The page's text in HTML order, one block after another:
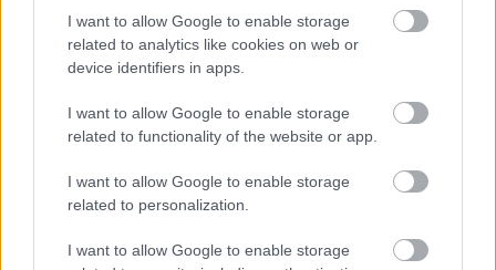
I want to allow Google to enable storage
related to analytics like cookies on web or
device identifiers in apps.
I want to allow Google to enable storage
related to functionality of the website or app.
I want to allow Google to enable storage
related to personalization.
I want to allow Google to enable storage
megoldás, mint gondolnád